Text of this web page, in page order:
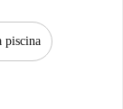
piscina